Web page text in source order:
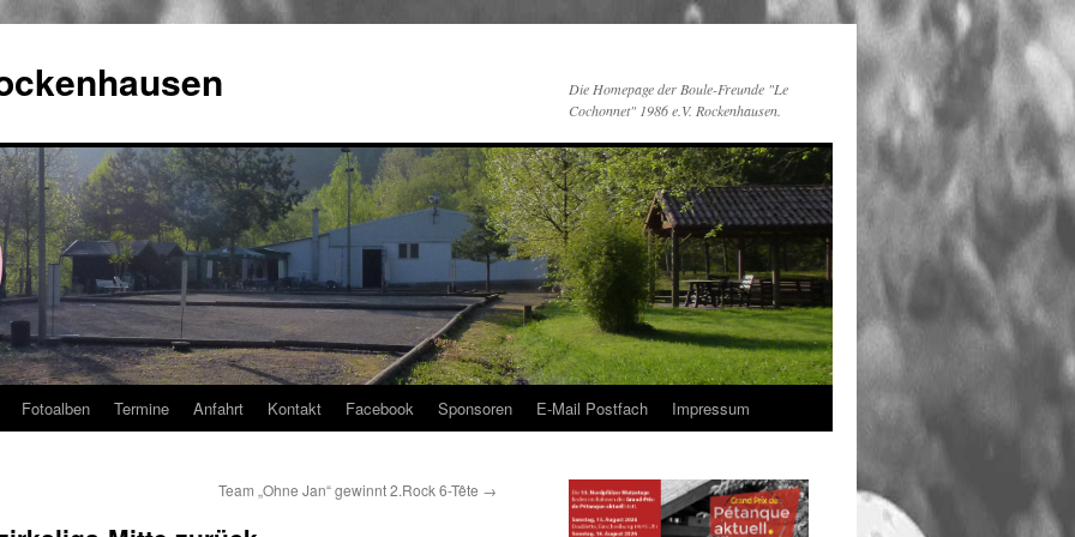
Die Homepage der Boule-Freunde "Le
Cochonnet" 1986 e.V. Rockenhausen.
Fotoalben Termine Anfahrt Kontakt Facebook Sponsoren E-Mail Postfach Impressum
Team „Ohne Jan“ gewinnt 2.Rock 6-Tête →